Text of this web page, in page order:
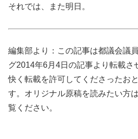
それでは、また明日。
編集部より：この記事は都議会議
グ2014年6月4日の記事より転載さ
快く転載を許可してくださったお
す。オリジナル原稿を読みたい方は
覧ください。